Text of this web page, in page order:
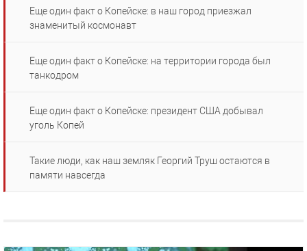
Еще один факт о Копейске: в наш город приезжал
знаменитый космонавт
Еще один факт о Копейске: на территории города был
танкодром
Еще один факт о Копейске: президент США добывал
уголь Копей
Такие люди, как наш земляк Георгий Труш остаются в
памяти навсегда